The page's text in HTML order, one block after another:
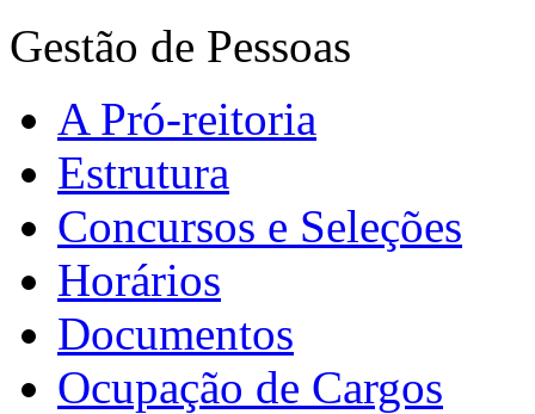
Gestão de Pessoas
A Pró-reitoria
Estrutura
Concursos e Seleções
Horários
Documentos
Ocupação de Cargos